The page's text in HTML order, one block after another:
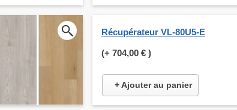
Récupérateur VL-80U5-E
(+ 704,00 € )
+ Ajouter au panier